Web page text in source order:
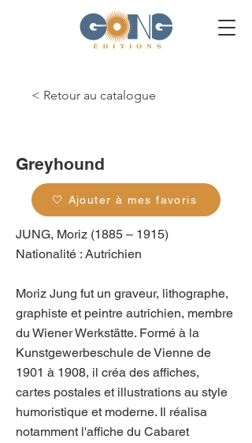
< Retour au catalogue
Greyhound
🤍 Ajouter à mes favoris
JUNG, Moriz (1885 – 1915)
Nationalité : Autrichien
Moriz Jung fut un graveur, lithographe,
graphiste et peintre autrichien, membre
du Wiener Werkstätte. Formé à la
Kunstgewerbeschule de Vienne de
1901 à 1908, il créa des affiches,
cartes postales et illustrations au style
humoristique et moderne. Il réalisa
notamment l'affiche du Cabaret